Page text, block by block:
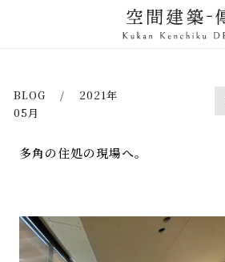
BLOG / 2021年
05月
多角の住処の現場へ。